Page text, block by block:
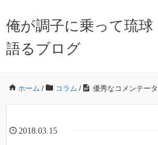
俺が調子に乗って琉球
語るブログ
ホーム / コラム / 優秀なコメンテー
2018.03.15